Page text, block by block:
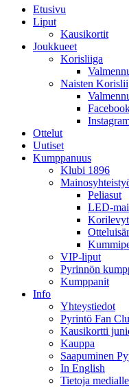
Etusivu
Liput
Kausikortit
Joukkueet
Korisliiga
Naisten
Ottelut
Uutiset
Kumppanuus
Klubi 1896
Peliasut
LED-
Korilevyt
VIP-liput
Pyrinnön
Kumppanit
Info
Yhteystiedot
Pyrintö Fan
Kausikortti
Kauppa
Saapuminen
In English
Tietoja medialle